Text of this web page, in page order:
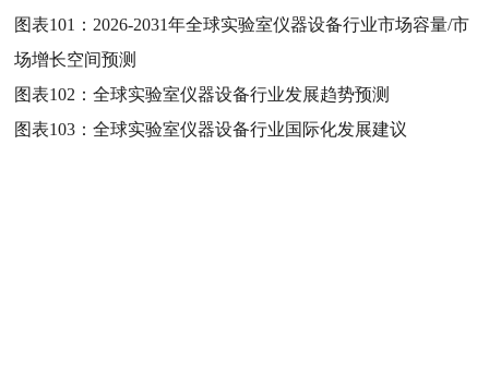
图表101： 2026-2031年全球实验室仪器设备行业市场容量/市
场增长空间预测
图表102：全球实验室仪器设备行业发展趋势预测
图表103：全球实验室仪器设备行业国际化发展建议